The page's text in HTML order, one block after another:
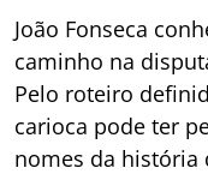
João Fonseca
caminho na
Pelo roteiro
carioca pode ter
nomes da história